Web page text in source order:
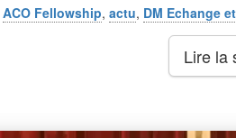
ACO Fellowship, actu, DM Echange
Lire la